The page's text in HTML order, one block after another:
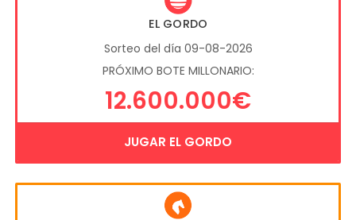
EL GORDO
Sorteo del día 09-08-2026
PRÓXIMO BOTE MILLONARIO:
12.600.000€
JUGAR EL GORDO